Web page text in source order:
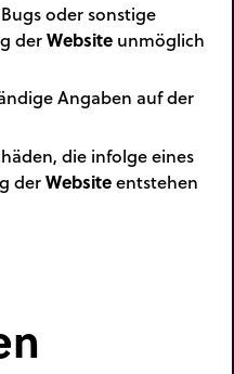
oder sonstige
derWebsite unmöglich
Angaben auf der
die infolge eines
derWebsiteentstehen